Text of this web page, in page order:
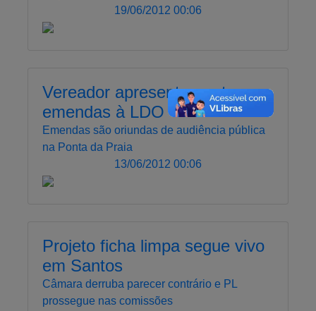
19/06/2012 00:06
Vereador apresenta quatro
emendas à LDO
Emendas são oriundas de audiência pública
na Ponta da Praia
13/06/2012 00:06
Projeto ficha limpa segue vivo
em Santos
Câmara derruba parecer contrário e PL
prossegue nas comissões